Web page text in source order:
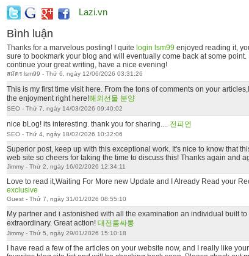
Lazi.vn
Bình luận
Thanks for a marvelous posting! I quite login lsm99 enjoyed reading it,
sure to bookmark your blog and will eventually come back at some
continue your great writing, have a nice evening!
สมัคร lsm99 - Thứ 6, ngày 12/06/2026 03:31:26
This is my first time visit here. From the tons of comments on your
the enjoyment right here!해외선물 분양
SEO - Thứ 7, ngày 14/03/2026 09:40:02
nice bLog! its interesting. thank you for sharing.... 전피연
SEO - Thứ 4, ngày 18/02/2026 10:32:06
Superior post, keep up with this exceptional work. It's nice to know that
web site so cheers for taking the time to discuss this! Thanks again and
Jimmy - Thứ 2, ngày 16/02/2026 12:34:11
Love to read it,Waiting For More new Update and I Already Read your
exclusive
Guest - Thứ 7, ngày 31/01/2026 08:55:10
My partner and i astonished with all the examination an individual built
extraordinary. Great action! 대전룸싸롱
Jimmy - Thứ 5, ngày 29/01/2026 15:10:18
I have read a few of the articles on your website now, and I really like